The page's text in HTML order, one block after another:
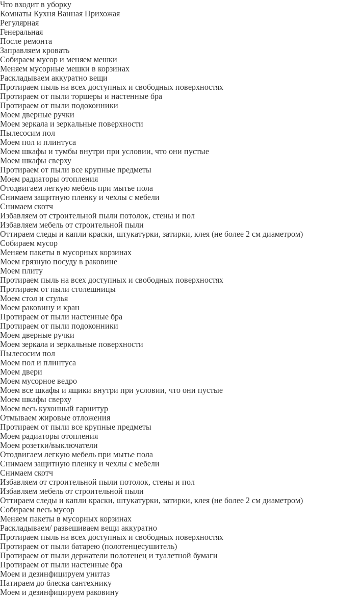
Что входит в уборку
Регу­лярная
Гене­ральная
После ремонта
Заправляем кровать
Собираем мусор и меняем мешки
Меняем мусорные мешки в корзинах
Раскладываем аккуратно вещи
Протираем пыль на всех доступных и свободных поверхностях
Протираем от пыли торшеры и настенные бра
Протираем от пыли подоконники
Моем дверные ручки
Моем зеркала и зеркальные поверхности
Пылесосим пол
Моем пол и плинтуса
Моем шкафы и тумбы внутри при условии, что они пустые
Моем шкафы сверху
Протираем от пыли все крупные предметы
Моем радиаторы отопления
Отодвигаем легкую мебель при мытье пола
Снимаем защитную пленку и чехлы с мебели
Снимаем скотч
Избавляем от строительной пыли потолок, стены и пол
Избавляем мебель от строительной пыли
Оттираем следы и капли краски, штукатурки, затирки, клея (не более 2 см диаметром)
Собираем мусор
Меняем пакеты в мусорных корзинах
Моем грязную посуду в раковине
Моем плиту
Протираем пыль на всех доступных и свободных поверхностях
Протираем от пыли столешницы
Моем стол и стулья
Моем раковину и кран
Протираем от пыли настенные бра
Протираем от пыли подоконники
Моем дверные ручки
Моем зеркала и зеркальные поверхности
Пылесосим пол
Моем пол и плинтуса
Моем двери
Моем мусорное ведро
Моем все шкафы и ящики внутри при условии, что они пустые
Моем шкафы сверху
Моем весь кухонный гарнитур
Отмываем жировые отложения
Протираем от пыли все крупные предметы
Моем радиаторы отопления
Моем розетки/выключатели
Отодвигаем легкую мебель при мытье пола
Снимаем защитную пленку и чехлы с мебели
Снимаем скотч
Избавляем от строительной пыли потолок, стены и пол
Избавляем мебель от строительной пыли
Оттираем следы и капли краски, штукатурки, затирки, клея (не более 2 см диаметром)
Собираем весь мусор
Меняем пакеты в мусорных корзинах
Раскладываем/ развешиваем вещи аккуратно
Протираем пыль на всех доступных и свободных поверхностях
Протираем от пыли батарею (полотенцесушитель)
Протираем от пыли держатели полотенец и туалетной бумаги
Протираем от пыли настенные бра
Моем и дезинфицируем унитаз
Натираем до блеска сантехнику
Моем и дезинфицируем раковину